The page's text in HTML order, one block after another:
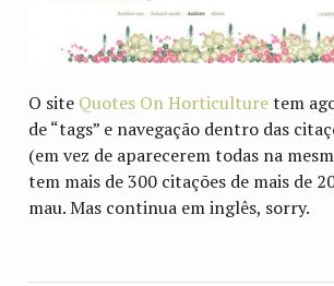
O site Quotes On Horticulturetem
de “tags” e navegação dentro das
(em vez de aparecerem todas na
tem mais de 300 citações de mais de
mau. Mas continua em inglês, sorry.